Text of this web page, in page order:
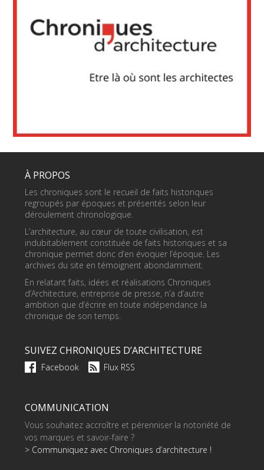
À PROPOS
Les chroniques sont le recueil de faits historiques
regroupés par époques et présentés selon leur
déroulement chronologique.
L’architecture, au cœur de toute civilisation, est
indubitablement constituée de faits historiques et sa
chronique permet donc d’en évoquer l’époque. Les
archives du site en témoignent abondamment.
En relatant faits, idées et réalisations Chroniques
d’Architecture, entreprise de presse, n’a d’autre
ambition que d’écrire en toute indépendance la
chronique de son temps.
SUIVEZ CHRONIQUES D’ARCHITECTURE
Facebook Flux RSS
COMMUNICATION
Vous souhaitez accroître et pérenniser la notoriété de
vos marques et savoir-faire ?
> Communiquez avec Chroniques d’architecture !